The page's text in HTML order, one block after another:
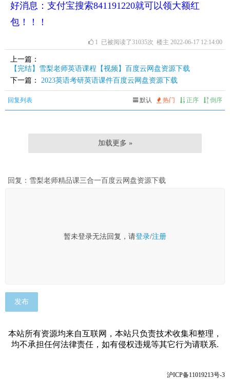
好消息：支付宝搜索841191220就可以领大额红
包！！！
1 已被阅读了31035次 楼主 2022-06-17 12:14:00
上一篇：
【完结】雪梨老师英语课程【视频】百度云网盘资源下载
下一篇： 2023英语考研英语课件百度云网盘资源下载
回复列表 默认 热门 正序 倒序
加载更多 »
回复：雪梨老师精品课三合一百度云网盘资源下载
暂未登录无法回复，请登录/注册
发布
本站所有资源均来自互联网，本站只负责技术收集和整理，
均不承担任何法律责任，如有侵权违规等其它行为请联系.
沪ICP备11019213号-3